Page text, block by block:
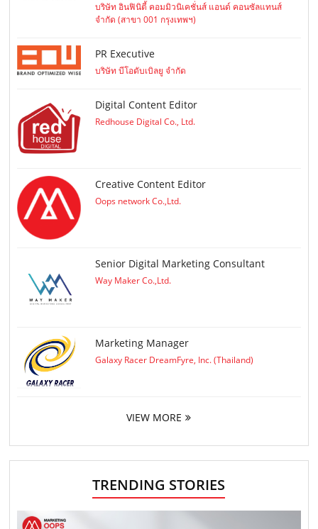
บริษัท อินฟินิตี้ คอมมิวนิเคชั่นส์ แอนด์ คอนซัลแทนส์
จำกัด (สาขา 001 กรุงเทพฯ)
PR Executive
บริษัท บีโอดับเบิลยู จำกัด
Digital Content Editor
Redhouse Digital Co., Ltd.
Creative Content Editor
Oops network Co.,Ltd.
Senior Digital Marketing Consultant
Way Maker Co.,Ltd.
Marketing Manager
Galaxy Racer DreamFyre, Inc. (Thailand)
VIEW MORE
TRENDING STORIES